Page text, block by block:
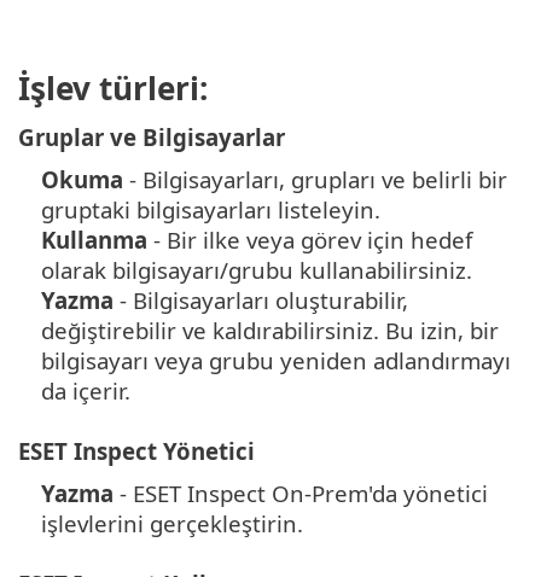
İşlev türleri:
Gruplar ve Bilgisayarlar
Okuma - Bilgisayarları, grupları ve belirli bir
gruptaki bilgisayarları listeleyin.
Kullanma - Bir ilke veya görev için hedef
olarak bilgisayarı/grubu kullanabilirsiniz.
Yazma - Bilgisayarları oluşturabilir,
değiştirebilir ve kaldırabilirsiniz. Bu izin, bir
bilgisayarı veya grubu yeniden adlandırmayı
da içerir.
ESET Inspect Yönetici
Yazma - ESET Inspect On-Prem'da yönetici
işlevlerini gerçekleştirin.